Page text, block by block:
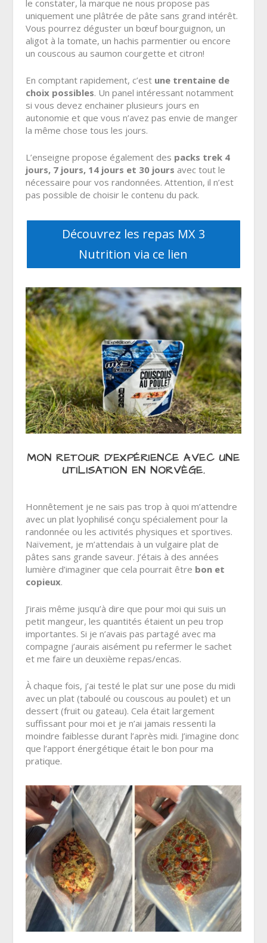
le constater, la marque ne nous propose pas
uniquement une plâtrée de pâte sans grand intérêt.
Vous pourrez déguster un bœuf bourguignon, un
aligot à la tomate, un hachis parmentier ou encore
un couscous au saumon courgette et citron!
En comptant rapidement, c’est une trentaine de
choix possibles. Un panel intéressant notamment
si vous devez enchainer plusieurs jours en
autonomie et que vous n’avez pas envie de manger
la même chose tous les jours.
L’enseigne propose également des packs trek 4
jours, 7 jours, 14 jours et 30 jours avec tout le
nécessaire pour vos randonnées. Attention, il n’est
pas possible de choisir le contenu du pack.
Découvrez les repas MX 3
Nutrition via ce lien
MON RETOUR D’EXPÉRIENCE AVEC UNE
UTILISATION EN NORVÈGE.
Honnêtement je ne sais pas trop à quoi m’attendre
avec un plat lyophilisé conçu spécialement pour la
randonnée ou les activités physiques et sportives.
Naïvement, je m’attendais à un vulgaire plat de
pâtes sans grande saveur. J’étais à des années
lumière d’imaginer que cela pourrait être bon et
copieux.
J’irais même jusqu’à dire que pour moi qui suis un
petit mangeur, les quantités étaient un peu trop
importantes. Si je n’avais pas partagé avec ma
compagne j’aurais aisément pu refermer le sachet
et me faire un deuxième repas/encas.
À chaque fois, j’ai testé le plat sur une pose du midi
avec un plat (taboulé ou couscous au poulet) et un
dessert (fruit ou gateau). Cela était largement
suffissant pour moi et je n’ai jamais ressenti la
moindre faiblesse durant l’après midi. J’imagine donc
que l’apport énergétique était le bon pour ma
pratique.